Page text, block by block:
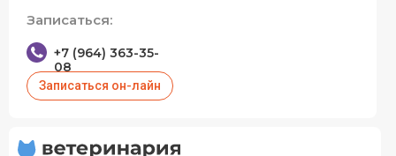
Записаться:
+7 (964) 363-35-
08
Записаться он-лайн